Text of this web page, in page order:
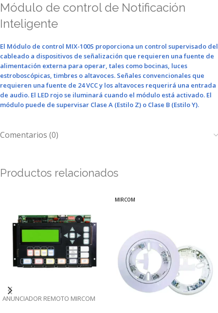
Módulo de control de Notificación
Inteligente
El Módulo de control MIX-100S proporciona un control supervisado del
cableado a dispositivos de señalización que requieren una fuente de
alimentación externa para operar, tales como bocinas, luces
estroboscópicas, timbres o altavoces. Señales convencionales que
requieren una fuente de 24 VCC y los altavoces requerirá una entrada
de audio. El LED rojo se iluminará cuando el módulo está activado. El
módulo puede de supervisar Clase A (Estilo Z) o Clase B (Estilo Y).
Comentarios (0)
Productos relacionados
ANUNCIADOR REMOTO MIRCOM
MIRCOM